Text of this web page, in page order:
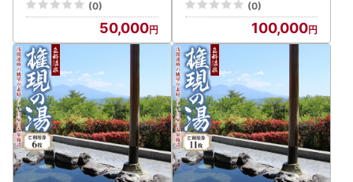
(0)
50,000
(0)
100,000